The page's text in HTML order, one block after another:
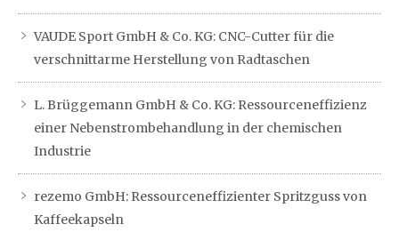
VAUDE Sport GmbH & Co. KG: CNC-Cutter für die
verschnittarme Herstellung von Radtaschen
L. Brüggemann GmbH & Co. KG: Ressourceneffizienz
einer Nebenstrombehandlung in der chemischen
Industrie
rezemo GmbH: Ressourceneffizienter Spritzguss von
Kaffeekapseln